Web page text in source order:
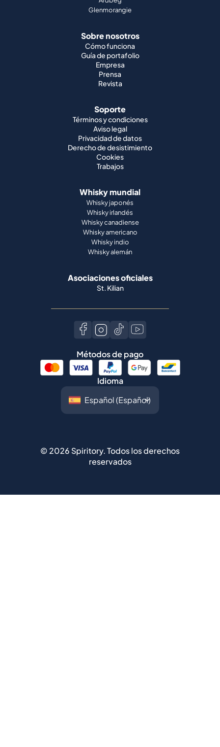
Guía de portafolio
Empresa
Revista
Soporte
Términos y condiciones
Aviso legal
Privacidad de datos
Cookies
Trabajos
Whisky mundial
Whisky japonés
Whisky irlandés
Whisky canadiense
Whisky indio
Whisky alemán
Asociaciones oficiales
St. Kilian
Idioma
2026Spiritory. Todos los derechos
reservados